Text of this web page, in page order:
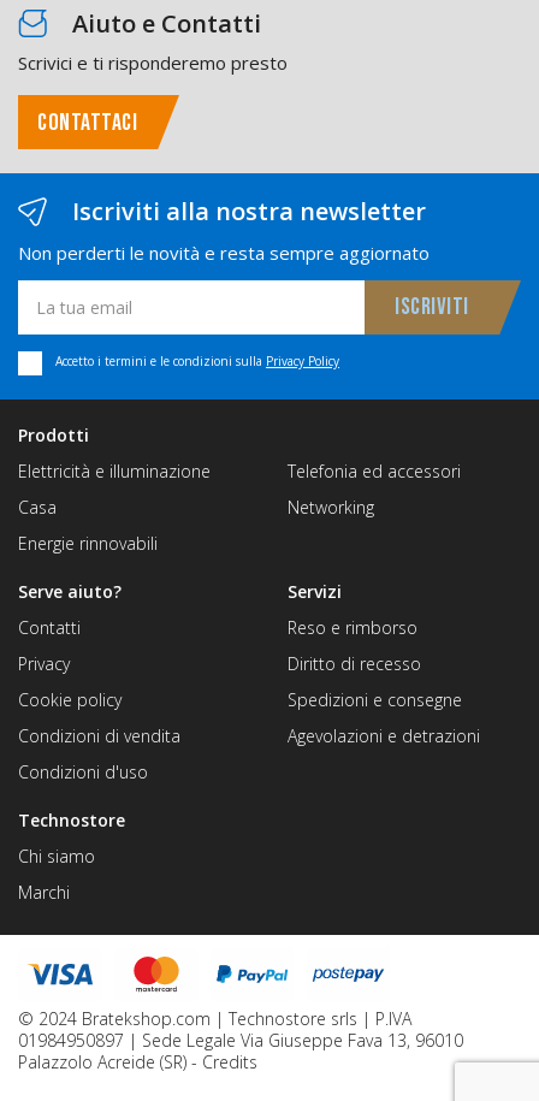
Aiuto e Contatti
Scrivici e ti risponderemo presto
CONTATTACI
Iscriviti alla nostra newsletter
Non perderti le novità e resta sempre aggiornato
Accetto i termini e le condizioni sulla Privacy Policy
Prodotti
Elettricità e illuminazione
Casa
Energie rinnovabili
Telefonia ed accessori
Networking
Technostore
Chi siamo
Marchi
Servizi
Reso e rimborso
Diritto di recesso
Spedizioni e consegne
Agevolazioni e detrazioni
Serve aiuto?
Contatti
Privacy
Cookie policy
Condizioni di vendita
Condizioni d'uso
© 2024 Bratekshop.com | Technostore srls | P.IVA
01984950897 | Sede Legale Via Giuseppe Fava 13, 96010
Palazzolo Acreide (SR) - Credits